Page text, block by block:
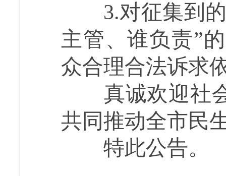
3.对征集到的
主管、谁负责”
众合理合法诉求
真诚欢迎社会
共同推动全市民
特此公告。